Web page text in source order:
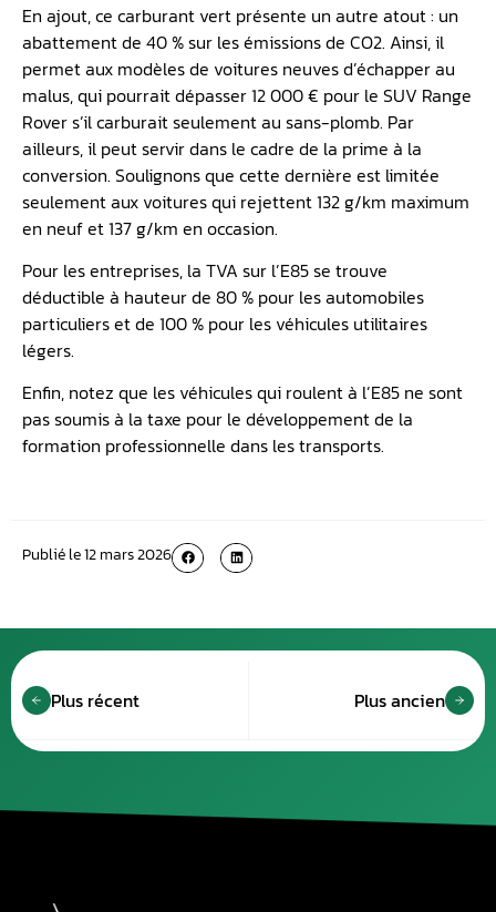
En ajout, ce carburant vert présente un autre atout : un
abattement de 40 % sur les émissions de CO2. Ainsi, il
permet aux modèles de voitures neuves d’échapper au
malus, qui pourrait dépasser 12 000 € pour le SUV Range
Rover s’il carburait seulement au sans-plomb. Par
ailleurs, il peut servir dans le cadre de la prime à la
conversion. Soulignons que cette dernière est limitée
seulement aux voitures qui rejettent 132 g/km maximum
en neuf et 137 g/km en occasion.
Pour les entreprises, la TVA sur l’E85 se trouve
déductible à hauteur de 80 % pour les automobiles
particuliers et de 100 % pour les véhicules utilitaires
légers.
Enfin, notez que les véhicules qui roulent à l’E85 ne sont
pas soumis à la taxe pour le développement de la
formation professionnelle dans les transports.
Publié le12 mars 2026
Plus récent Plus ancien